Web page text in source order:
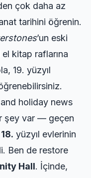
çok daha az
tarihini öğrenin.
’un eski
kitap raflarına
19. yüzyıl
holiday news
şey var — geçen
18. yüzyıl evlerinin
Ben de restore
Hall. İçinde,